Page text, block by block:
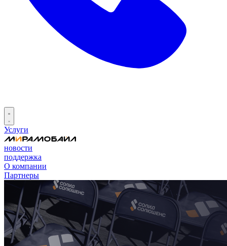
Услуги
новости
поддержка
О компании
Партнеры